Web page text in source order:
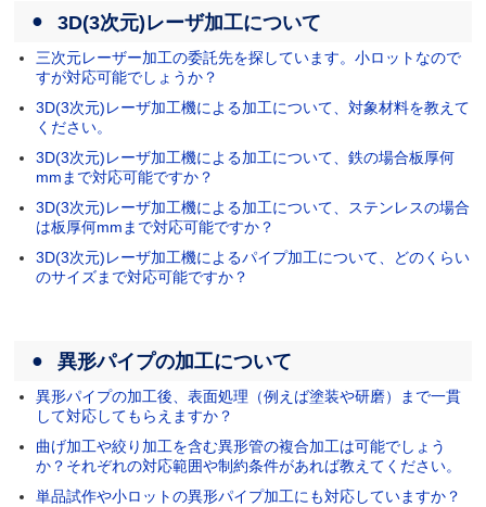
3D(3次元)レーザ加工について
三次元レーザー加工の委託先を探しています。小ロットなので
すが対応可能でしょうか？
3D(3次元)レーザ加工機による加工について、対象材料を教えて
ください。
3D(3次元)レーザ加工機による加工について、鉄の場合板厚何
mmまで対応可能ですか？
3D(3次元)レーザ加工機による加工について、ステンレスの場合
は板厚何mmまで対応可能ですか？
3D(3次元)レーザ加工機によるパイプ加工について、どのくらい
のサイズまで対応可能ですか？
異形パイプの加工について
異形パイプの加工後、表面処理（例えば塗装や研磨）まで一貫
して対応してもらえますか？
曲げ加工や絞り加工を含む異形管の複合加工は可能でしょう
か？それぞれの対応範囲や制約条件があれば教えてください。
単品試作や小ロットの異形パイプ加工にも対応していますか？